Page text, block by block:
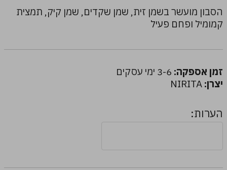
הסבון מועשר בשמן זית, שמן שקדים, שמן קיק, תמצית
קמומיל ופחם פעיל
זמן אספקה: 3-6 ימי עסקים
יצרן: NIRITA
הערות: